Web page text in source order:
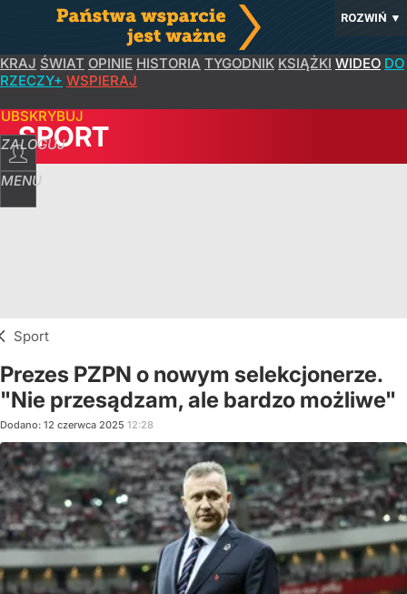
ROZWIŃ ▼
KRAJ ŚWIAT OPINIE HISTORIA TYGODNIK KSIĄŻKI WIDEO DO
RZECZY+ WSPIERAJ
ZALOGUJ
MENU
SPORT
Sport
Prezes PZPN o nowym selekcjonerze.
"Nie przesądzam, ale bardzo możliwe"
Dodano: 12 czerwca 2025 12:28